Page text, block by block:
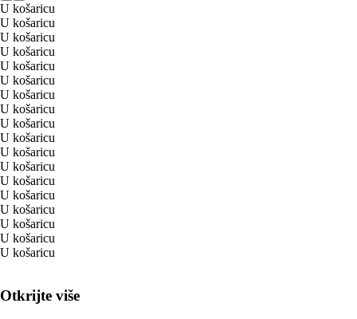
U košaricu
U košaricu
U košaricu
U košaricu
U košaricu
U košaricu
U košaricu
U košaricu
U košaricu
U košaricu
U košaricu
U košaricu
U košaricu
U košaricu
U košaricu
U košaricu
U košaricu
U košaricu
Otkrijte više